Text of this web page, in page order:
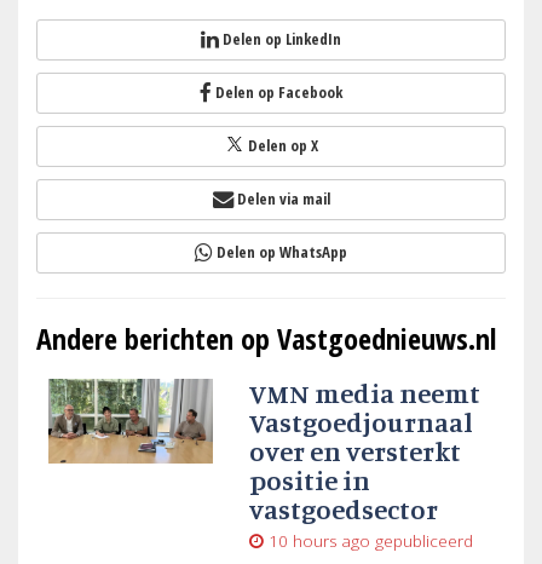
Delen op LinkedIn
Delen op Facebook
Delen op X
Delen via mail
Delen op WhatsApp
Andere berichten op Vastgoednieuws.nl
VMN media neemt
Vastgoedjournaal
over en versterkt
positie in
vastgoedsector
10 hours ago gepubliceerd